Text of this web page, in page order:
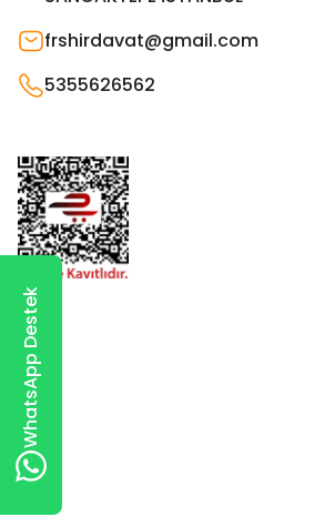
frshirdavat@gmail.com
5355626562
WhatsApp Destek